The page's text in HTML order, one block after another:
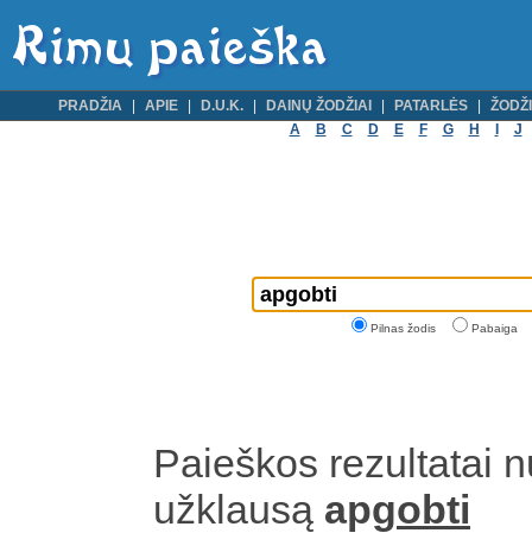
PRADŽIA APIE D.U.K. DAINŲ ŽODŽIAI PATARLĖS
A
B C D E F G H J
Pilnas žodis Pabaiga
Paieškos rezultatai
užklausą apgobti